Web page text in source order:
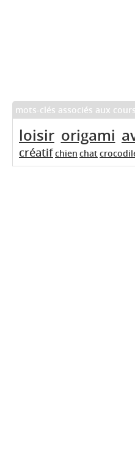
mots-clés associés aux
loisir origami
créatifchien chat